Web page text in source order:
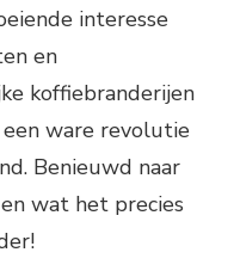
interesse
en
koffiebranderijen
ware revolutie
Benieuwd naar
wat het precies